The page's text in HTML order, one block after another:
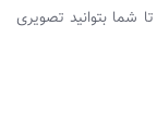
شما بتوانید تصویری